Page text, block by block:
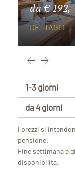
da € 192,-
DETTAGLI
1-3 giorni
da 4 giorni
I prezzi si
pensione.
Fine settimana e
disponibilità.